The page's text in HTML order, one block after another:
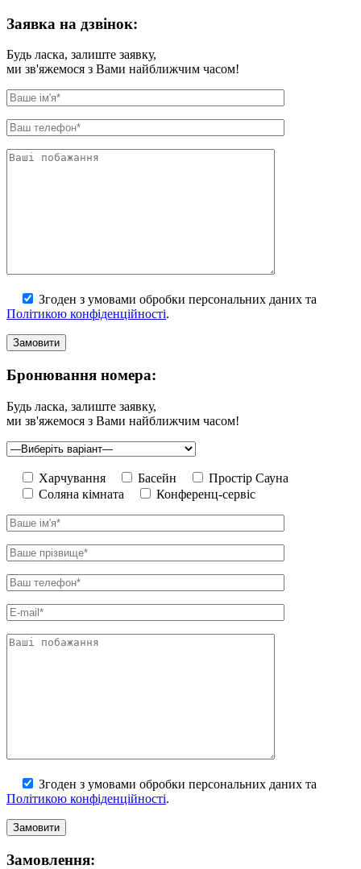
Заявка на дзвiнок:
Будь ласка, залиште заявку,
ми зв'яжемося з Вами найближчим часом!
Згоден з умовами обробки персональних даних та
Політикою конфіденційності.
Бронювання номера:
Будь ласка, залиште заявку,
ми зв'яжемося з Вами найближчим часом!
Харчування Басейн
Простір Сауна
Соляна кімната
Конференц-сервіс
Згоден з умовами обробки персональних даних та
Політикою конфіденційності.
Замовлення: